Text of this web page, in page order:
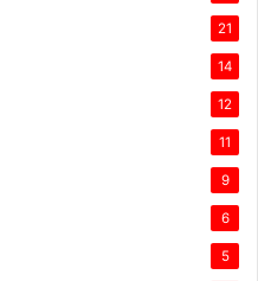
21
14
12
11
9
6
5